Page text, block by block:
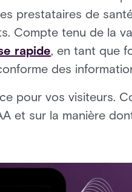
prestataires de
Compte tenu de la
rapide, en tant que
des
pour vos visiteurs.
et sur la manière